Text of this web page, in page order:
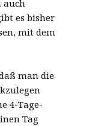
auch
es bisher
mit dem
man die
4-Tage-
Tag